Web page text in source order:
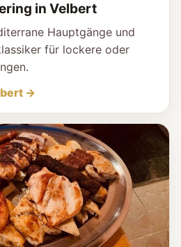
in Velbert
Hauptgänge und
für lockere oder
→